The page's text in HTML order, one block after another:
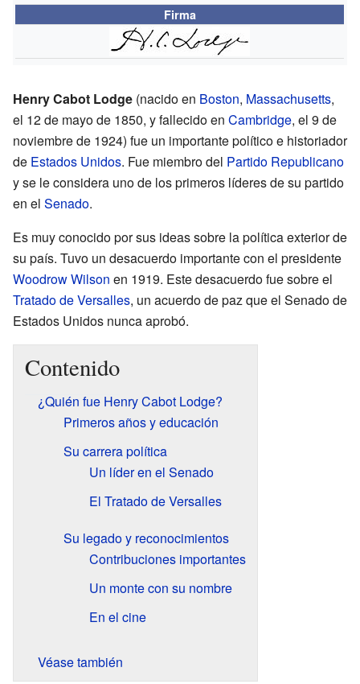
Firma
Henry Cabot Lodge (nacido en Boston, Massachusetts,
el 12 de mayo de 1850, y fallecido en Cambridge, el 9 de
noviembre de 1924) fue un importante político e historiador
de Estados Unidos. Fue miembro del Partido Republicano
y se le considera uno de los primeros líderes de su partido
en el Senado.
Es muy conocido por sus ideas sobre la política exterior de
su país. Tuvo un desacuerdo importante con el presidente
Woodrow Wilson en 1919. Este desacuerdo fue sobre el
Tratado de Versalles, un acuerdo de paz que el Senado de
Estados Unidos nunca aprobó.
Contenido
¿Quién fue Henry Cabot Lodge?
Primeros años y educación
Su carrera política
Un líder en el Senado
El Tratado de Versalles
Su legado y reconocimientos
Contribuciones importantes
Un monte con su nombre
En el cine
Véase también